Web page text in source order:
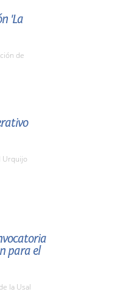
'La
de
Urquijo
para el
la Usal